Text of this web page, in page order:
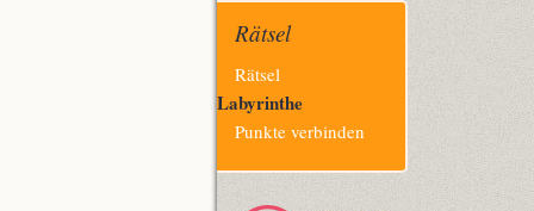
Rätsel
Navigation
überspringen
Rätsel
Labyrinthe
Punkte verbinden